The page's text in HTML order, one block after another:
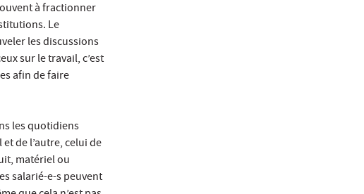
à fractionner
Le
les discussions
sur le travail, c’est
afin de faire
les quotidiens
de l’autre, celui de
matériel ou
salarié-e-s peuvent